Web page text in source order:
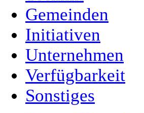
Gemeinden
Initiativen
Unternehmen
Verfügbarkeit
Sonstiges